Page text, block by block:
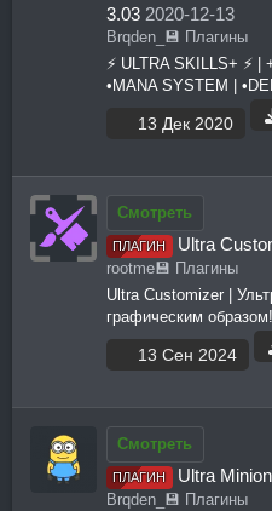
3.03 2020-12-13
Brqden_ 💾 Плагины
⚡ ULTRA SKILLS+ ⚡
•MANA SYSTEM |
13 Дек 2020
Смотреть
ПЛАГИН Ultra
rootme💾 Плагины
Ultra Customizer |
графическим образом!
13 Сен 2024
Смотреть
ПЛАГИН Ultra
Brqden_ 💾 Плагины